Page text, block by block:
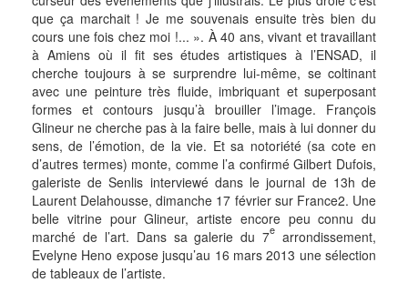
que ça marchait ! Je me souvenais ensuite très bien du
cours une fois chez moi !... ». À 40 ans, vivant et travaillant
à Amiens où il fit ses études artistiques à l’ENSAD, il
cherche toujours à se surprendre lui-même, se coltinant
avec une peinture très fluide, imbriquant et superposant
formes et contours jusqu’à brouiller l’image. François
Glineur ne cherche pas à la faire belle, mais à lui donner du
sens, de l’émotion, de la vie. Et sa notoriété (sa cote en
d’autres termes) monte, comme l’a confirmé Gilbert Dufois,
galeriste de Senlis interviewé dans le journal de 13h de
Laurent Delahousse, dimanche 17 février sur France2. Une
belle vitrine pour Glineur, artiste encore peu connu du
marché de l’art. Dans sa galerie du 7e arrondissement,
Evelyne Heno expose jusqu’au 16 mars 2013 une sélection
de tableaux de l’artiste.